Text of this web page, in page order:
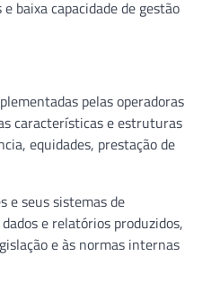
baixa capacidade de gestão
pelas operadoras
características e estruturas
equidades, prestação de
e seus sistemas de
e relatórios produzidos,
e às normas internas